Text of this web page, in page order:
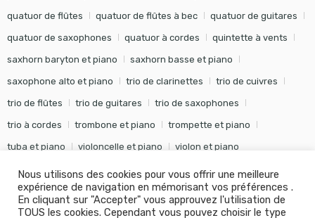
quatuor de flûtes quatuor de flûtes à bec quatuor de guitares
quatuor de saxophones quatuor à cordes quintette à vents
saxhorn baryton et piano saxhorn basse et piano
saxophone alto et piano trio de clarinettes trio de cuivres
trio de flûtes trio de guitares trio de saxophones
trio à cordes trombone et piano trompette et piano
tuba et piano violoncelle et piano violon et piano
Nous utilisons des cookies pour vous offrir une meilleure
expérience de navigation en mémorisant vos préférences .
En cliquant sur "Accepter" vous approuvez l'utilisation de
TOUS les cookies. Cependant vous pouvez choisir le type